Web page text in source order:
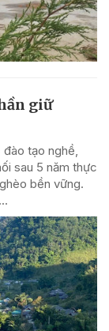
giữ
tạo nghề,
sau 5 năm thực
bền vững.